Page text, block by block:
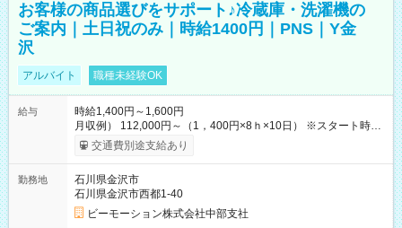
お客様の商品選びをサポート♪冷蔵庫・洗濯機の
ご案内｜土日祝のみ｜時給1400円｜PNS｜Y金
沢
アルバイト 職種未経験OK
給与
時給1,400円～1,600円
月収例） 112,000円～（1，400円×8ｈ×10日） ※スタート時給
は経験・能力等を考慮 【給与支給日】 月末締めの翌月15日払い
※15日が土日祝の場合は前日の平日 【支払方法】 日払い/月払い
用期間】試用期間なし
交通費別途支給あり
勤務地
石川県金沢市
石川県金沢市西都1-40
ビーモーション株式会社中部支社